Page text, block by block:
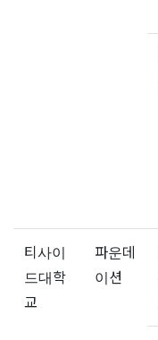
티사이
드대학
교
파운데
이션